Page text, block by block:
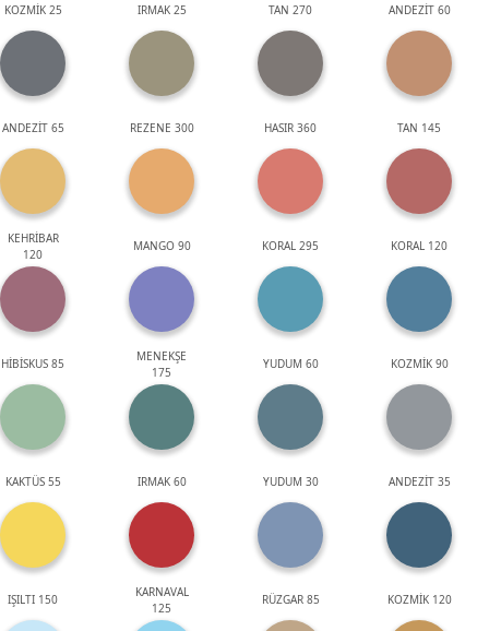
KOZMİK 25 IRMAK 25 TAN 270 ANDEZİT 60
ANDEZİT 65 REZENE 300 HASIR 360 TAN 145
KEHRİBAR
120
MANGO 90 KORAL 295 KORAL 120
HİBİSKUS 85
MENEKŞE
175
YUDUM 60 KOZMİK 90
KAKTÜS 55 IRMAK 60 YUDUM 30 ANDEZİT 35
IŞILTI 150
KARNAVAL
125
RÜZGAR 85 KOZMİK 120